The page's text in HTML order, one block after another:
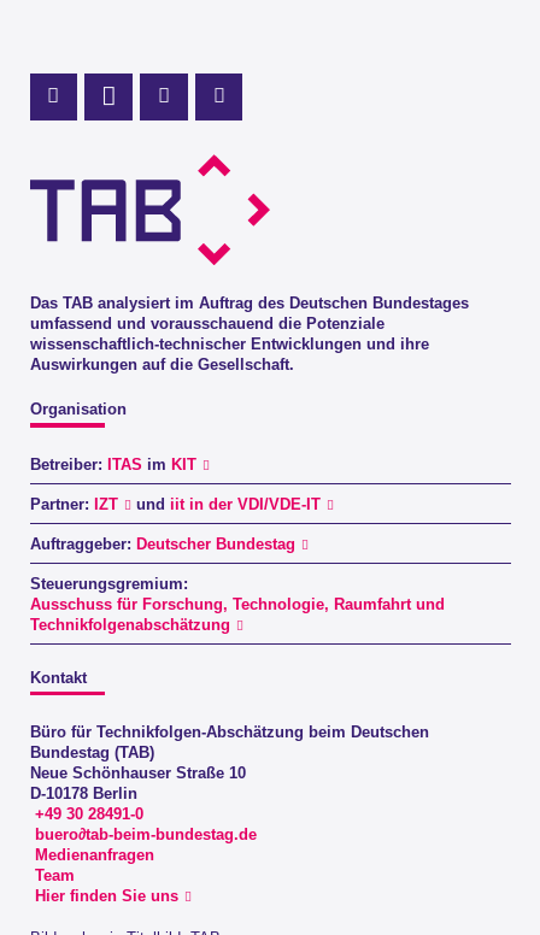
Das TAB analysiert im Auftrag des Deutschen Bundestages
umfassend und vorausschauend die Potenziale
wissenschaftlich-technischer Entwicklungen und ihre
Auswirkungen auf die Gesellschaft.
Organisation
Betreiber: ITAS im KIT
Partner: IZT und iit in der VDI/VDE-IT
Auftraggeber: Deutscher Bundestag
Steuerungsgremium:
Ausschuss für Forschung, Technologie, Raumfahrt und
Technikfolgenabschätzung
Kontakt
Büro für Technikfolgen-Abschätzung beim Deutschen
Bundestag (TAB)
Neue Schönhauser Straße 10
D-10178 Berlin
+49 30 28491-0
buero∂tab-beim-bundestag.de
Medienanfragen
Team
Hier finden Sie uns
Profil Mastodon
LinkedIn Profil
Instagram Profil
Youtube Profil